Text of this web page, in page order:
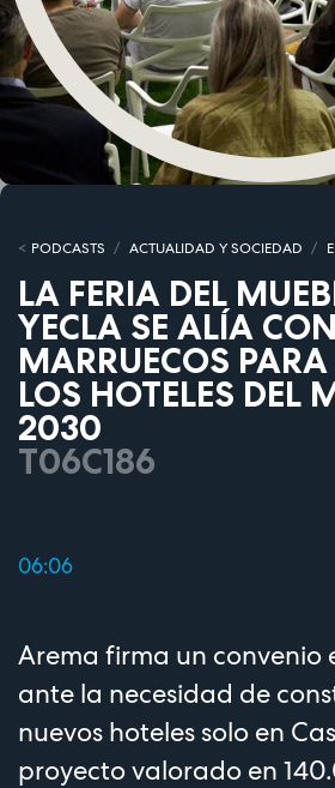
PODCASTS ACTUALIDAD Y SOCIEDAD
LA FERIA DEL
YECLA SE ALÍA CON
MARRUECOS
LOS HOTELES DEL
2030
T06C186
06:06
Arema firma un convenio
ante la necesidad de
nuevos hoteles solo en
proyecto valorado en